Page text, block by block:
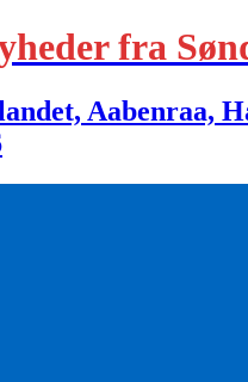
fra
Aabenraa,